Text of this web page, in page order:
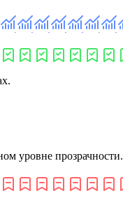
уровне прозрачности.